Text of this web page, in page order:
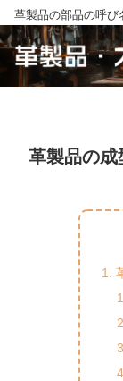
革製品の部品の呼び
革製品の成